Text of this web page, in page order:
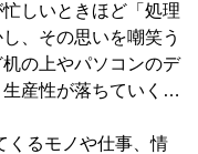
しいときほど「処理
、その思いを嘲笑う
の上やパソコンのデ
生産性が落ちていく…
くるモノや仕事、情